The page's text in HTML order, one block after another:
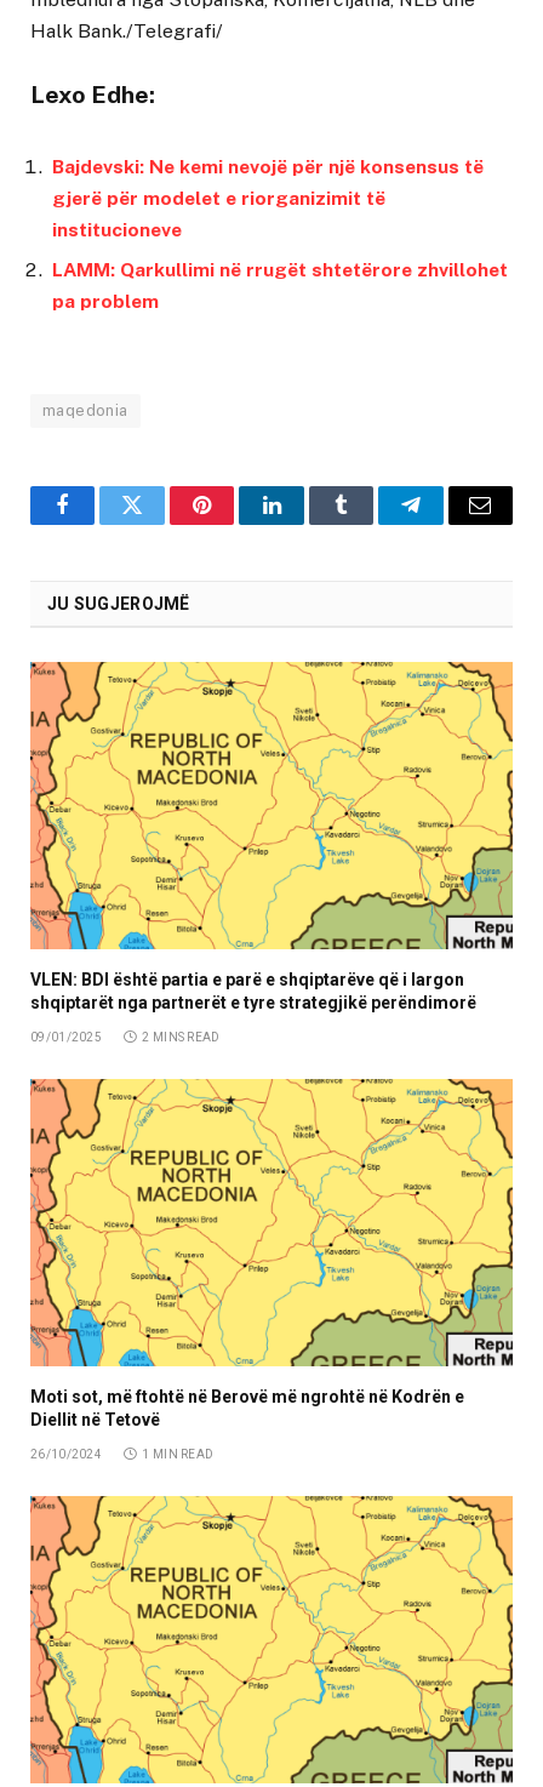
Halk Bank./Telegrafi/
Lexo Edhe:
Bajdevski: Ne kemi nevojë për një konsensus të
gjerë për modelet e riorganizimit të
institucioneve
LAMM: Qarkullimi në rrugët shtetërore zhvillohet
pa problem
maqedonia
FacebookTwitter PinterestLinkedInTumblr TelegramEmail
JU SUGJEROJMË
VLEN: BDI është partia e parë e shqiptarëve që i largon
shqiptarët nga partnerët e tyre strategjikë perëndimorë
09/01/2025 2 MINS READ
Moti sot, më ftohtë në Berovë më ngrohtë në Kodrën e
Diellit në Tetovë
26/10/2024 1 MIN READ